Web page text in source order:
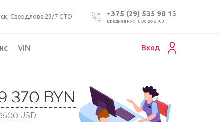
Свердлова 23/7 СТО +375 (29) 535 98 13
Ежедневно с 10:00 до 21:00
Проверка VIN номера авто
Пригон авто из Беларуси
VIN Вход
370 BYN
USD